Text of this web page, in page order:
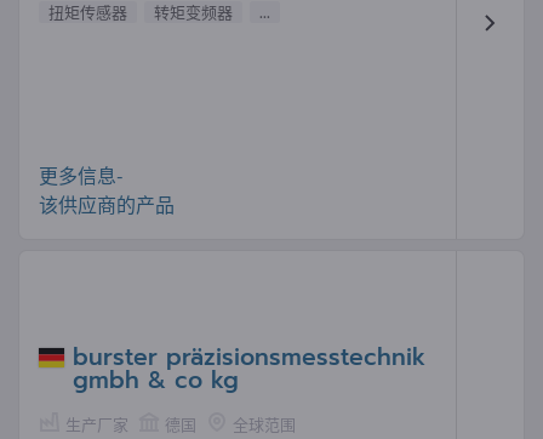
扭矩传感器 转矩变频器 ...
更多信息-
该供应商的产品
burster präzisionsmesstechnik
gmbh & co kg
生产厂家 德国 全球范围